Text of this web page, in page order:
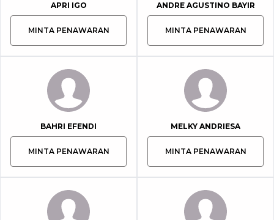
APRI IGO
MINTA PENAWARAN
ANDRE AGUSTINO BAYIR
MINTA PENAWARAN
BAHRI EFENDI
MINTA PENAWARAN
MELKY ANDRIESA
MINTA PENAWARAN